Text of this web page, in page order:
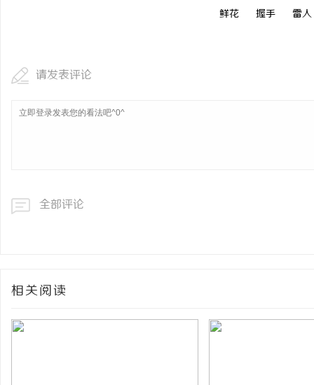
鲜花 握手 雷人
请发表评论
全部评论
相关阅读